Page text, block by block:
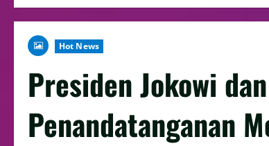
Hot News
Presiden Jokowi
Penandatanganan